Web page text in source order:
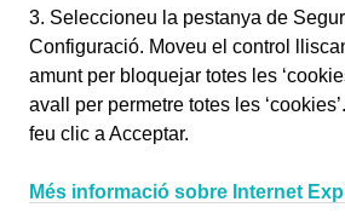
Seleccioneu la pestanya de
Configuració. Moveu el control
amunt per bloquejar totes les
avall per permetre totes les
feu clic a Acceptar.
Més informació sobre Internet